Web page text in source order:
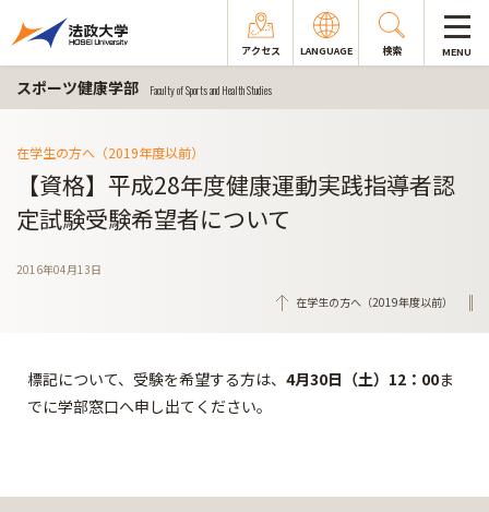
アクセス LANGUAGE 検索 MENU
スポーツ健康学部 Faculty of Sports and Health Studies
在学生の方へ（2019年度以前）
【資格】平成28年度健康運動実践指導者認
定試験受験希望者について
2016年04月13日
在学生の方へ（2019年度以前）
標記について、受験を希望する方は、 4月30日（土）12：00ま
でに学部窓口へ申し出てください。